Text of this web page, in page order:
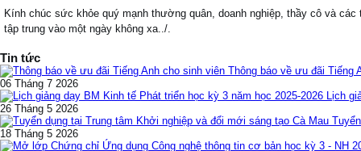
Kính chúc sức khỏe quý mạnh thường quân, doanh nghiệp, thầy cô và
tập trung vào một ngày không xa../.
Tin tức
Thông báo về ưu đãi Tiếng
06 Tháng 7 2026
Lịch
26 Tháng 5 2026
18 Tháng 5 2026